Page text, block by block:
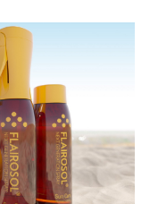
est une
innovante
qui